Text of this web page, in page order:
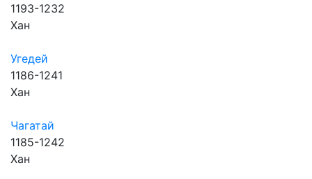
1193-1232
Хан
Угедей
1186-1241
Хан
Чагатай
1185-1242
Хан